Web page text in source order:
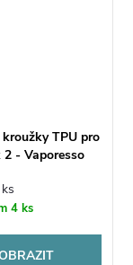
TPU pro
- Vaporesso
4 ks